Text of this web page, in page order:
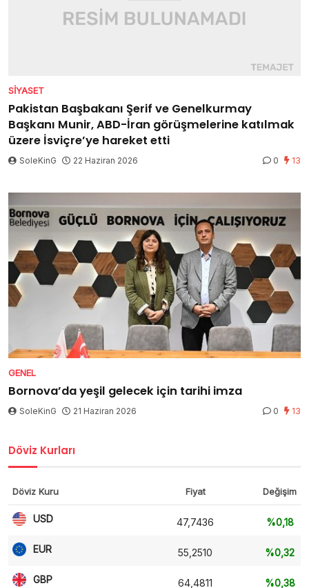
SIYASET
Pakistan Başbakanı Şerif ve Genelkurmay
Başkanı Munir, ABD-İran görüşmelerine katılmak
üzere İsviçre’ye hareket etti
SoleKinG 22 Haziran 2026 0 13
GENEL
Bornova’da yeşil gelecek için tarihi imza
SoleKinG 21 Haziran 2026 0 13
Döviz Kurları
Döviz Kuru Fiyat Değişim
USD 47,7436 %0,18
EUR 55,2510 %0,32
GBP 64,4811 %0,38